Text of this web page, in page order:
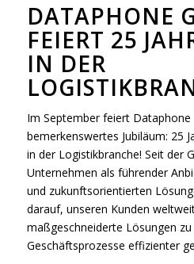
DATAPHONE
FEIERT 25
IN DER
Im September feiert Dataphone
bemerkenswertes Jubiläum: 25
in der Logistikbranche! Seit der
Unternehmen als führender
und zukunftsorientierten
darauf, unseren Kunden
maßgeschneiderte Lösungen
Geschäftsprozesse effizienter